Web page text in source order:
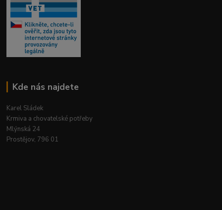
Kde nás najdete
Karel Sládek
Krmiva a chovatelské potřeby
Mlýnská 24
Prostějov, 796 01